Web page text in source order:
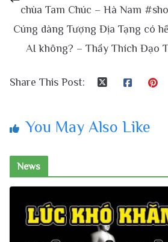
chùa Tam Chúc – Hà Nam
Cúng dàng Tượng Địa Tạng có
AI không? – Thầy Thích Đạo
Share This Post:
You May Also Like
News